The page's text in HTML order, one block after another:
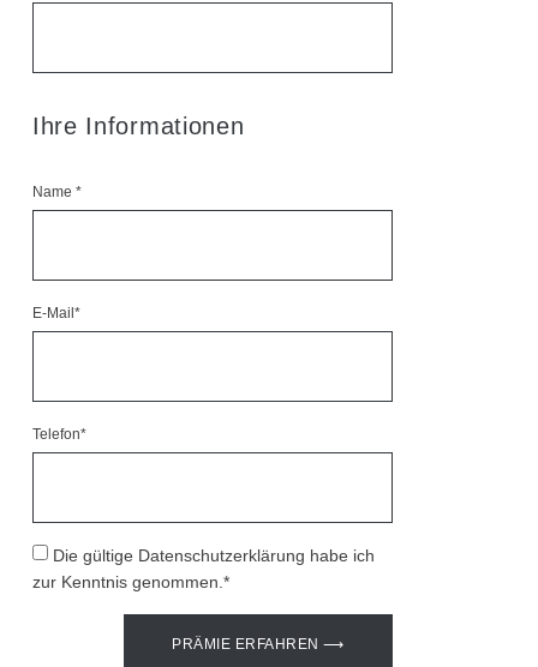
Ihre Informationen
Name *
E-Mail*
Telefon*
Die gültige Datenschutzerklärung habe ich
zur Kenntnis genommen.*
PRÄMIE ERFAHREN ⟶